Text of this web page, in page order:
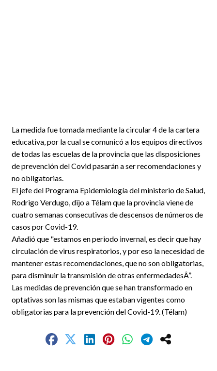
La medida fue tomada mediante la circular 4 de la cartera
educativa, por la cual se comunicó a los equipos directivos
de todas las escuelas de la provincia que las disposiciones
de prevención del Covid pasarán a ser recomendaciones y
no obligatorias.
El jefe del Programa Epidemiología del ministerio de Salud,
Rodrigo Verdugo, dijo a Télam que la provincia viene de
cuatro semanas consecutivas de descensos de números de
casos por Covid-19.
Añadió que "estamos en periodo invernal, es decir que hay
circulación de virus respiratorios, y por eso la necesidad de
mantener estas recomendaciones, que no son obligatorias,
para disminuir la transmisión de otras enfermedadesÂ”.
Las medidas de prevención que se han transformado en
optativas son las mismas que estaban vigentes como
obligatorias para la prevención del Covid-19. (Télam)